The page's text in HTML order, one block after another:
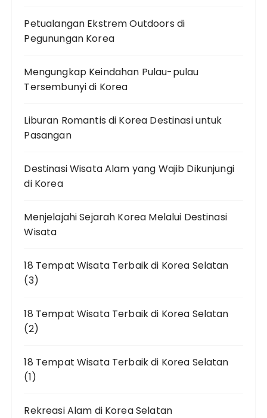
Petualangan Ekstrem Outdoors di
Pegunungan Korea
Mengungkap Keindahan Pulau-pulau
Tersembunyi di Korea
Liburan Romantis di Korea Destinasi untuk
Pasangan
Destinasi Wisata Alam yang Wajib Dikunjungi
di Korea
Menjelajahi Sejarah Korea Melalui Destinasi
Wisata
18 Tempat Wisata Terbaik di Korea Selatan
(3)
18 Tempat Wisata Terbaik di Korea Selatan
(2)
18 Tempat Wisata Terbaik di Korea Selatan
(1)
Rekreasi Alam di Korea Selatan